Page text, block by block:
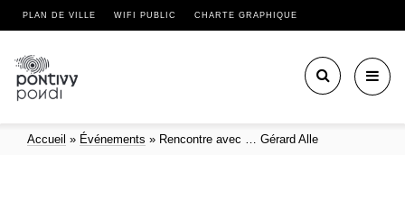
PLAN DE VILLE WIFI PUBLIC CHARTE GRAPHIQUE
Accueil » Événements » Rencontre avec … Gérard Alle